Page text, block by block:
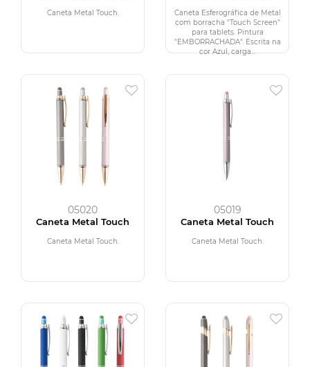
Caneta Metal Touch.
Touch Screen
Caneta Esferográfica de Metal
com borracha "Touch Screen"
para tablets. Pintura
"EMBORRACHADA". Escrita na
cor Azul, carga...
05020
Caneta Metal Touch
Caneta Metal Touch.
05019
Caneta Metal Touch
Caneta Metal Touch.